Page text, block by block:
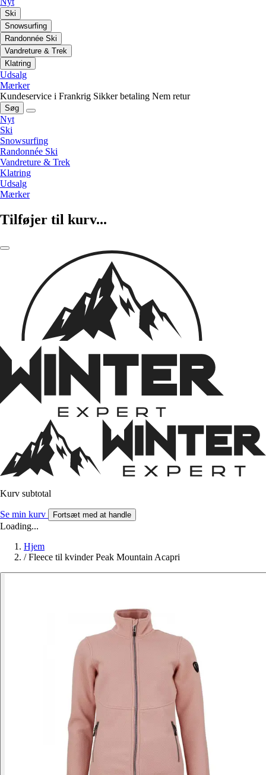
Ski
Snowsurfing
Randonnée Ski
Vandreture & Trek
Klatring
Udsalg
Mærker
Kundeservice i Frankrig Sikker betaling Nem retur
Søg
Nyt
Ski
Snowsurfing
Randonnée Ski
Vandreture & Trek
Klatring
Udsalg
Mærker
Tilføjer til kurv...
Kurv subtotal
Se min kurv Fortsæt med at handle
Loading...
Hjem
/ Fleece til kvinder Peak Mountain Acapri